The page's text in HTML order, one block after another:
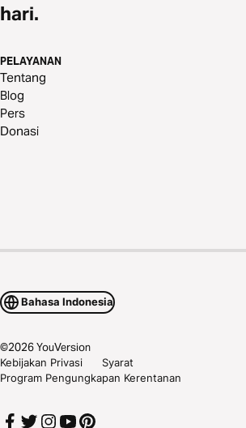
hari.
PELAYANAN
Tentang
Blog
Pers
Donasi
Bahasa Indonesia
©2026YouVersion
Kebijakan Privasi
Syarat
Program Pengungkapan Kerentanan